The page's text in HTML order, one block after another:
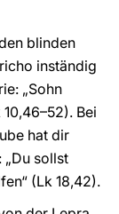
blinden
inständig
„Sohn
Bei
hat dir
sollst
(Lk 18,42).